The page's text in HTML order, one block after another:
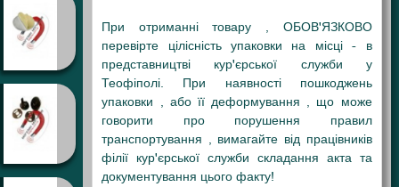
При отриманні товару , ОБОВ'ЯЗКОВО
перевірте цілісність упаковки на місці - в
представництві кур'єрської служби у
Теофіполі. При наявності пошкоджень
упаковки , або її деформування , що може
говорити про порушення правил
транспортування , вимагайте від працівників
філії кур'єрської служби складання акта та
документування цього факту!